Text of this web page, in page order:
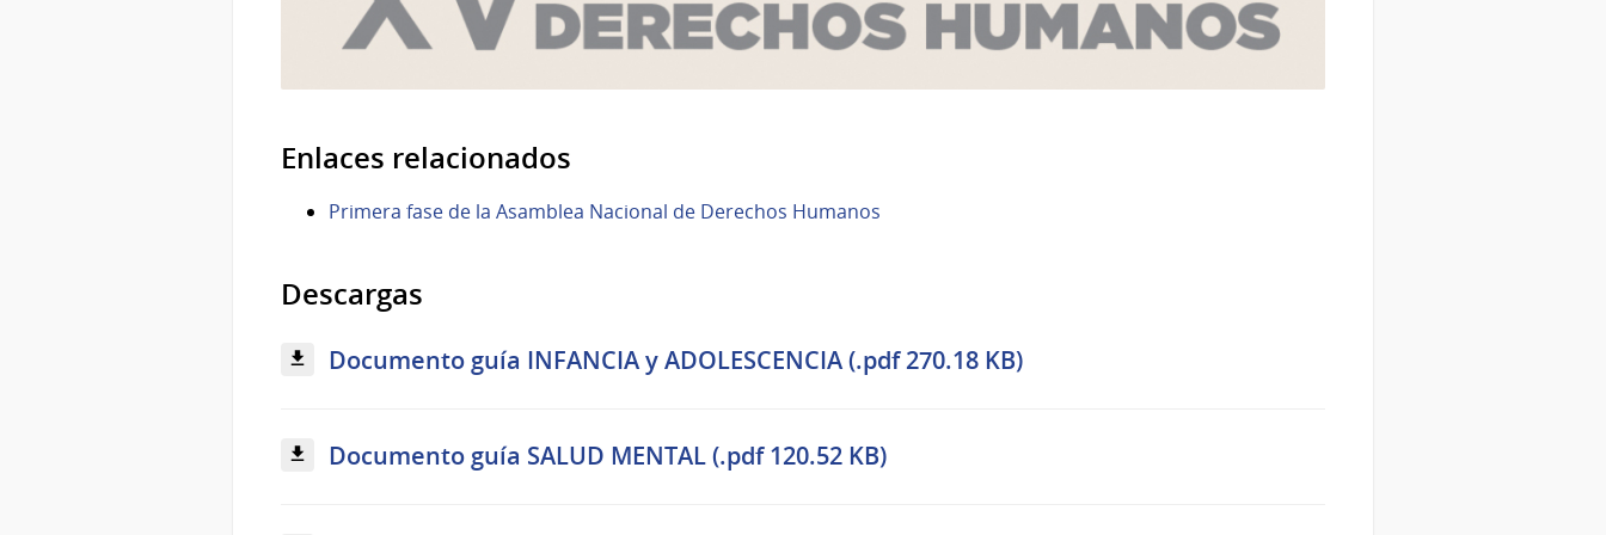
Enlaces relacionados
Primera fase de la Asamblea Nacional de Derechos Humanos
Descargas
Documento guía INFANCIA y ADOLESCENCIA (.pdf 270.18 KB)
Documento guía SALUD MENTAL (.pdf 120.52 KB)